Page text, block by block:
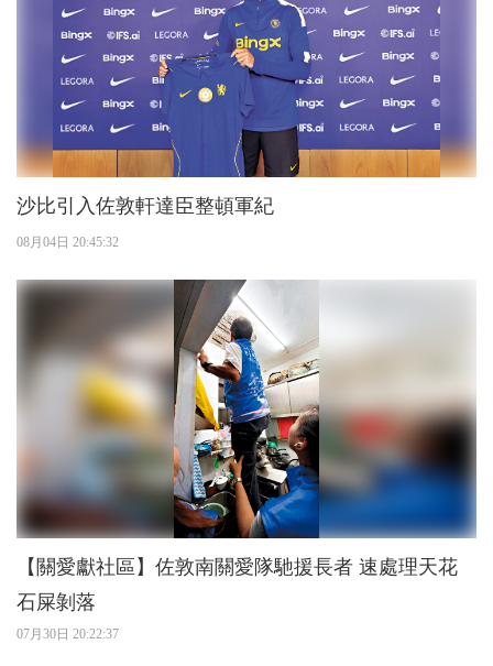
沙比引入佐敦軒達臣整頓軍紀
08月04日 20:45:32
【關愛獻社區】佐敦南關愛隊馳援長者 速處理天花
石屎剝落
07月30日 20:22:37